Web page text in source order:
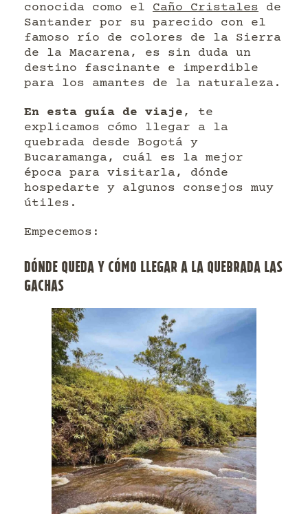
conocida como el Caño Cristales de
Santander por su parecido con el
famoso río de colores de la Sierra
de la Macarena, es sin duda un
destino fascinante e imperdible
para los amantes de la naturaleza.
En esta guía de viaje , te
explicamos cómo llegar a la
quebrada desde Bogotá y
Bucaramanga, cuál es la mejor
época para visitarla, dónde
hospedarte y algunos consejos muy
útiles.
Empecemos:
DÓNDE QUEDA Y CÓMO LLEGAR A LA QUEBRADA LAS
GACHAS